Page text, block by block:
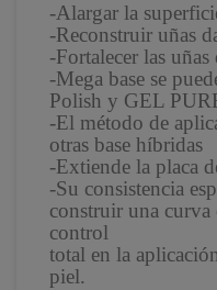
-Alargar la
-Reconstruir uñas
-Fortalecer las
-Mega base se
Polish y GEL
-El método de
otras base híbridas
-Extiende la placa
-Su consistencia
construir una curva
control
total en la
piel.